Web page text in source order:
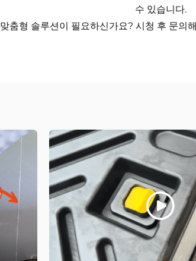
수 있습니다.
맞춤형 솔루션이 필요하신가요? 시청 후 문의